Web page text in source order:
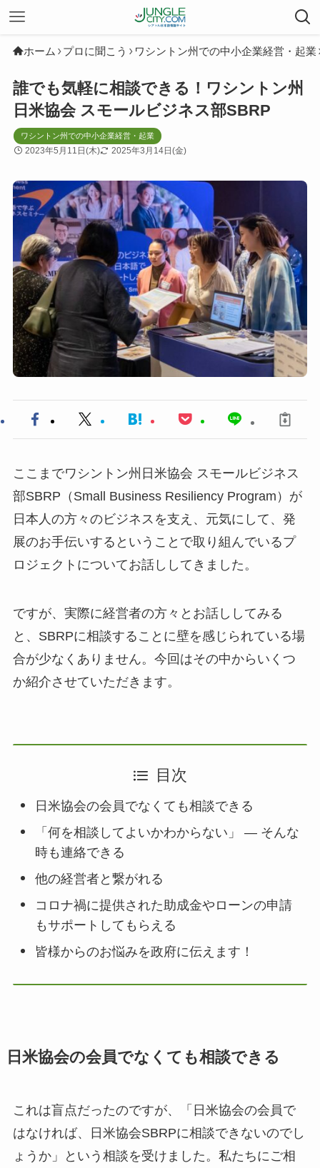
ホーム プロに聞こう ワシントン州での中小企業経営・起業
誰でも気軽に相談できる！ワシントン州
日米協会 スモールビジネス部SBRP
ワシントン州での中小企業経営・起業
2023年5月11日(木) 2025年3月14日(金)
ここまでワシントン州日米協会 スモールビジネス
部SBRP（Small Business Resiliency Program）が
日本人の方々のビジネスを支え、元気にして、発
展のお手伝いするということで取り組んでいるプ
ロジェクトについてお話ししてきました。
ですが、実際に経営者の方々とお話ししてみる
と、SBRPに相談することに壁を感じられている場
合が少なくありません。今回はその中からいくつ
か紹介させていただきます。
目次
日米協会の会員でなくても相談できる
「何を相談してよいかわからない」 ― そんな
時も連絡できる
他の経営者と繋がれる
コロナ禍に提供された助成金やローンの申請
もサポートしてもらえる
皆様からのお悩みを政府に伝えます！
日米協会の会員でなくても相談できる
これは盲点だったのですが、「日米協会の会員で
はなければ、日米協会SBRPに相談できないのでし
ょうか」という相談を受けました。私たちにご相